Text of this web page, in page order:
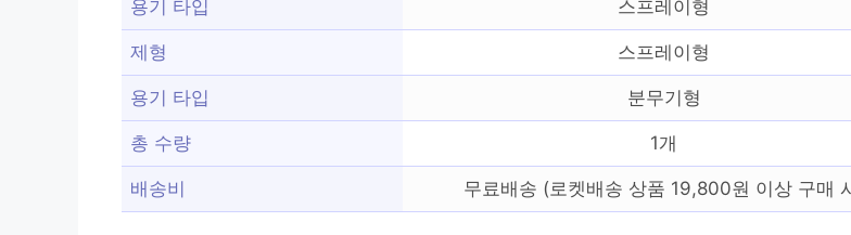
용기 타입 스프레이형
제형 스프레이형
용기 타입 분무기형
총 수량 1개
배송비 무료배송 (로켓배송 상품 19,800원 이상 구매